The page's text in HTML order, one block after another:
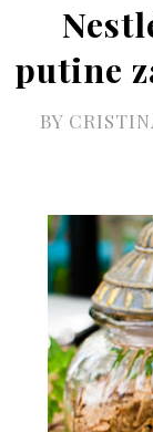
putine
BY